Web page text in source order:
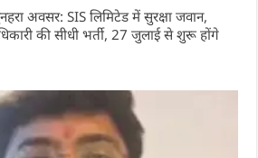
अवसर: SIS लिमिटेड में सुरक्षा जवान,
की सीधी भर्ती, 27 जुलाई से शुरू होंगे